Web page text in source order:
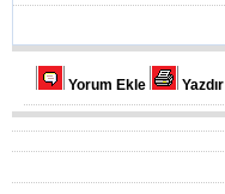
Yorum Ekle Yazdır